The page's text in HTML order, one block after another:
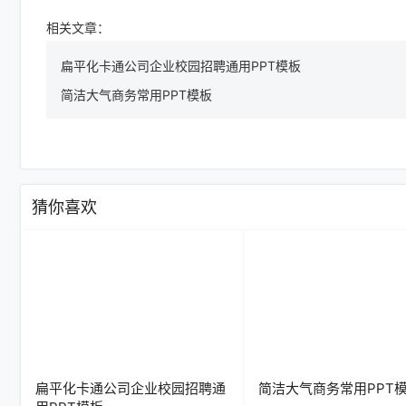
相关文章：
扁平化卡通公司企业校园招聘通用PPT模板
简洁大气商务常用PPT模板
猜你喜欢
扁平化卡通公司企业校园招聘通
简洁大气商务常用PPT